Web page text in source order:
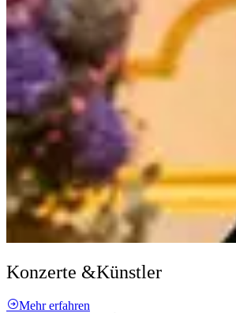
Konzerte &Künstler
Mehr erfahren